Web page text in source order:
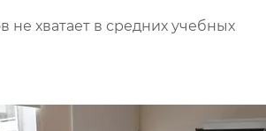
хватает в средних учебных